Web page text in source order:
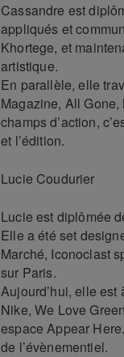
Cassandre est
appliqués et
Khortege, et
artistique.
En parallèle, elle
Magazine, All
champs d’action,
et l’édition.
Lucie Coudurier
Lucie est diplômée
Elle a été set
Marché, Iconoclast
sur Paris.
Aujourd’hui, elle est
Nike, We Love
espace Appear
de l’évènementiel.